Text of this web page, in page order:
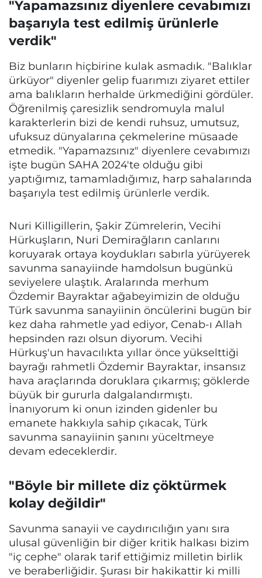
"Yapamazsınız diyenlere cevabımızı
başarıyla test edilmiş ürünlerle
verdik"
Biz bunların hiçbirine kulak asmadık. "Balıklar
ürküyor" diyenler gelip fuarımızı ziyaret ettiler
ama balıkların herhalde ürkmediğini gördüler.
Öğrenilmiş çaresizlik sendromuyla malul
karakterlerin bizi de kendi ruhsuz, umutsuz,
ufuksuz dünyalarına çekmelerine müsaade
etmedik. "Yapamazsınız" diyenlere cevabımızı
işte bugün SAHA 2024'te olduğu gibi
yaptığımız, tamamladığımız, harp sahalarında
başarıyla test edilmiş ürünlerle verdik.
Nuri Killigillerin, Şakir Zümrelerin, Vecihi
Hürkuşların, Nuri Demirağların canlarını
koruyarak ortaya koydukları sabırla yürüyerek
savunma sanayiinde hamdolsun bugünkü
seviyelere ulaştık. Aralarında merhum
Özdemir Bayraktar ağabeyimizin de olduğu
Türk savunma sanayiinin öncülerini bugün bir
kez daha rahmetle yad ediyor, Cenab-ı Allah
hepsinden razı olsun diyorum. Vecihi
Hürkuş'un havacılıkta yıllar önce yükselttiği
bayrağı rahmetli Özdemir Bayraktar, insansız
hava araçlarında doruklara çıkarmış; göklerde
büyük bir gururla dalgalandırmıştı.
İnanıyorum ki onun izinden gidenler bu
emanete hakkıyla sahip çıkacak, Türk
savunma sanayiinin şanını yüceltmeye
devam edeceklerdir.
"Böyle bir millete diz çöktürmek
kolay değildir"
Savunma sanayii ve caydırıcılığın yanı sıra
ulusal güvenliğin bir diğer kritik halkası bizim
"iç cephe" olarak tarif ettiğimiz milletin birlik
ve beraberliğidir. Şurası bir hakikattir ki milli